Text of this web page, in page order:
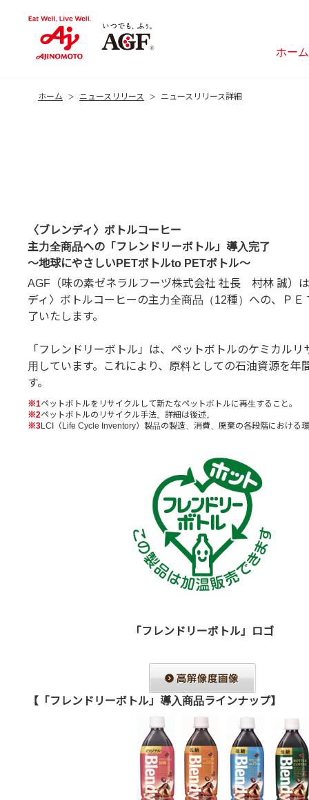
ホーム
ホーム ニュースリリース ニュースリリース詳細
〈ブレンディ〉ボトルコーヒー
主力全商品への「フレンドリーボトル」導入完了
～地球にやさしいPETボトルto PETボトル～
AGF（味の素ゼネラルフーヅ株式会社 社長 村林 誠）
ディ〉ボトルコーヒーの主力全商品（12種）への、Ｐ
了いたします。
「フレンドリーボトル」は、ペットボトルのケミカルリ
用しています。これにより、原料としての石油資源を年
す。
※1ペットボトルをリサイクルして新たなペットボトルに再生すること。
※2ペットボトルのリサイクル手法。詳細は後述。
※3LCI（Life Cycle Inventory）製品の製造、消費、廃棄の各段階における
「フレンドリーボトル」ロゴ
【「フレンドリーボトル」導入商品ラインナップ】